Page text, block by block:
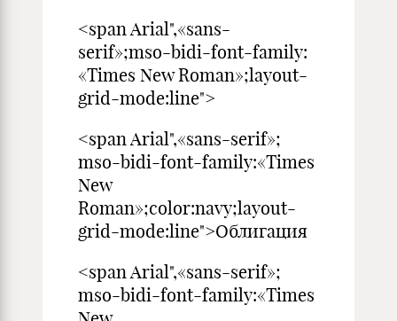
<span Arial",«sans-
serif»;mso-bidi-font-family:
«Times New Roman»;layout-
grid-mode:line">
<span Arial",«sans-serif»;
mso-bidi-font-family:«Times
New
Roman»;color:navy;layout-
grid-mode:line">Облигация
<span Arial",«sans-serif»;
mso-bidi-font-family:«Times